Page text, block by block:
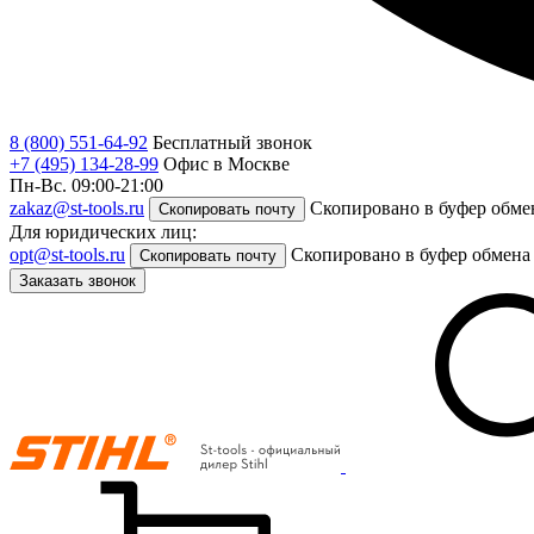
8 (800) 551-64-92 Бесплатный звонок
+7 (495) 134-28-99 Офис в Москве
Пн-Вс. 09:00-21:00
zakaz@st-tools.ru
Скопировать почту
Скопировано в буфер
Для юридических лиц:
opt@st-tools.ru
Скопировать почту Скопировано в буфер обмена
Заказать звонок